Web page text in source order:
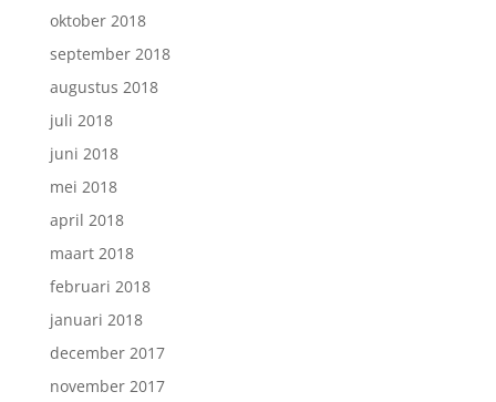
oktober 2018
september 2018
augustus 2018
juli 2018
juni 2018
mei 2018
april 2018
maart 2018
februari 2018
januari 2018
december 2017
november 2017